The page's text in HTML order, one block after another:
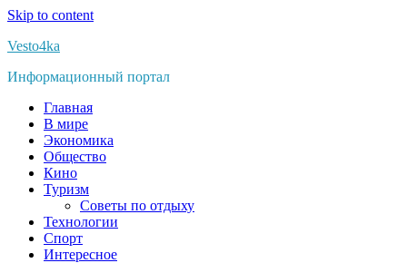
Skip to content
Vesto4ka
Информационный портал
Главная
В мире
Экономика
Общество
Кино
Туризм
Советы по отдыху
Технологии
Спорт
Интересное